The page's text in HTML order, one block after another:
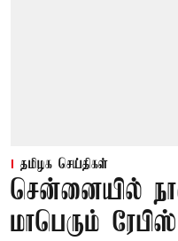
தமிழக செய்திகள்
சென்னையில்
மாபெரும் ரேபிஸ்